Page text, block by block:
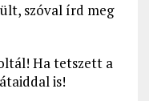
szóval írd meg
Ha tetszett a
is!